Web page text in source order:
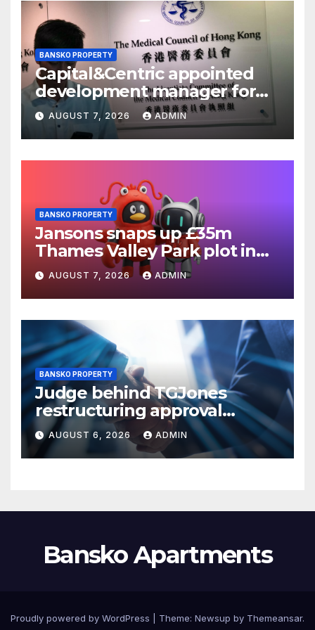
BANSKO PROPERTY
Capital&Centric appointed
development manager for
Ipswich regen scheme
AUGUST 7, 2026 ADMIN
BANSKO PROPERTY
Jansons snaps up £35m
Thames Valley Park plot in
Reading
AUGUST 7, 2026 ADMIN
BANSKO PROPERTY
Judge behind TGJones
restructuring approval
expresses frustration at
rushed process
AUGUST 6, 2026 ADMIN
Bansko Apartments
Proudly powered by WordPress Theme: Newsup by Themeansar.